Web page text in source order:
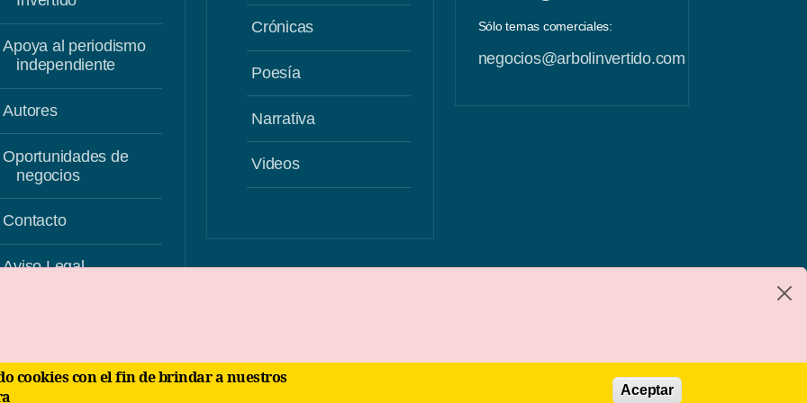
Apoya al periodismo
independiente
Autores
Oportunidades de
negocios
Contacto
Aviso Legal
Crónicas
Poesía
Narrativa
Videos
Sólo temas comerciales:
negocios@arbolinvertido.com
Aceptar